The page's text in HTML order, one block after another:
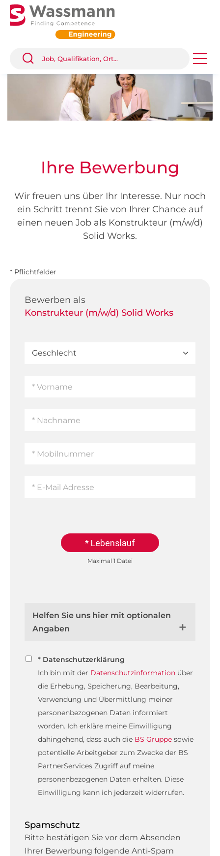
Ihre Bewerbung
Wir freuen uns über Ihr Interesse. Nur noch
ein Schritt trennt Sie von Ihrer Chance auf
einen neuen Job als Konstrukteur (m/w/d)
Solid Works.
* Pflichtfelder
Bewerben als
Konstrukteur (m/w/d) Solid Works
* Lebenslauf
Maximal 1 Datei
Helfen Sie uns hier mit optionalen
Angaben
* Datenschutzerklärung
Ich bin mit der Datenschutzinformation über
die Erhebung, Speicherung, Bearbeitung,
Verwendung und Übermittlung meiner
personenbezogenen Daten informiert
worden. Ich erkläre meine Einwilligung
dahingehend, dass auch die BS Gruppe sowie
potentielle Arbeitgeber zum Zwecke der BS
PartnerServices Zugriff auf meine
personenbezogenen Daten erhalten. Diese
Einwilligung kann ich jederzeit widerrufen.
Spamschutz
Bitte bestätigen Sie vor dem Absenden
Ihrer Bewerbung folgende Anti-Spam